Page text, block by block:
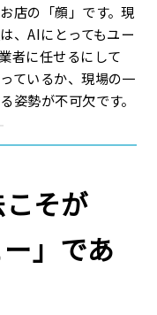
店の「顔」です。現
、AIにとってもユー
者に任せるにして
ているか、現場の一
姿勢が不可欠です。
そが
」であ